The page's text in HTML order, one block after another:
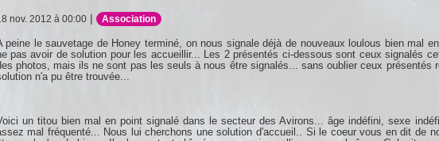
nov. 2012 à 00:00| Association
peine le sauvetage de Honey terminé, on nous signale déjà de nouveaux loulous bien mal
pas avoir de solution pour les accueillir... Les 2 présentés ci-dessous sont ceux signalés
photos, mais ils ne sont pas les seuls à nous être signalés... sans oublier ceux présentés
n'a pu être trouvée...
un titou bien mal en point signalé dans le secteur des Avirons... âge indéfini, sexe
mal fréquenté... Nous lui cherchons une solution d'accueil.. Si le coeur vous en dit de